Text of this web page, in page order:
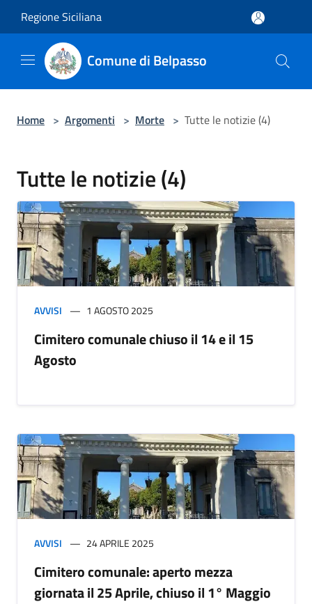
Regione Siciliana
Comune di Belpasso
Home > Argomenti > Morte > Tutte le notizie (4)
Tutte le notizie (4)
AVVISI 1 AGOSTO 2025
Cimitero comunale chiuso il 14 e il 15
Agosto
AVVISI 24 APRILE 2025
Cimitero comunale: aperto mezza
giornata il 25 Aprile, chiuso il 1° Maggio